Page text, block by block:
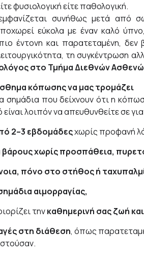
φυσιολογική είτε παθολογική.
συνήθως μετά από
εύκολα με έναν καλό
έντονη και παρατεταμένη, δεν
τη συγκέντρωση
στο Τμήμα Διεθνών
κόπωσης να μας τρομάζει
που δείχνουν ότι η
λοιπόν να απευθυνθείτε σε
2–3 εβδομάδεςχωρίς προφανή
βάρους χωρίς προσπάθεια,
πόνο στο στήθος ή
αιμορραγίας,
τηνκαθημερινή σας ζωή
στη διάθεση, όπως